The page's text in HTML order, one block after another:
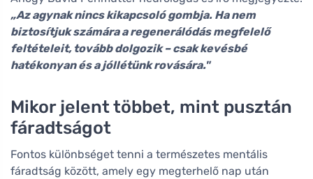
„Az agynak nincs kikapcsoló gombja. Ha nem
biztosítjuk számára a regenerálódás megfelelő
feltételeit, tovább dolgozik – csak kevésbé
hatékonyan és a jóllétünk rovására."
Mikor jelent többet, mint pusztán
fáradtságot
Fontos különbséget tenni a természetes mentális
fáradtság között, amely egy megterhelő nap után